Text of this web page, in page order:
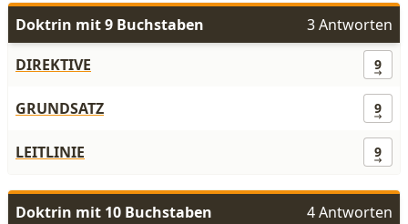
Doktrin mit 9 Buchstaben
3 Antworten
DIREKTIVE
9
GRUNDSATZ 9
LEITLINIE 9
Doktrin mit 10 Buchstaben
4 Antworten